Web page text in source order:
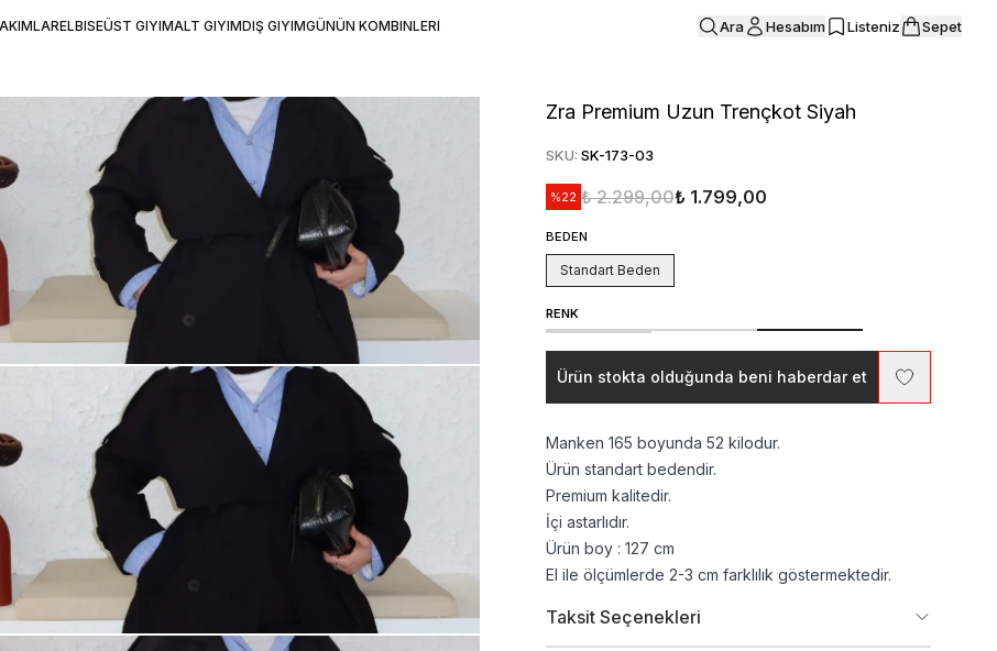
ELBISEÜST GIYIMALT GIYIMDIŞ GIYIMGÜNÜN KOMBINLERI Ara Hesabım Listeniz Sepet
Zra Premium Uzun Trençkot Siyah
SKU: SK-173-03
%22 ₺ 2.299,00₺ 1.799,00
BEDEN
Standart Beden
RENK
Ürün stokta olduğunda beni haberdar et
Manken 165 boyunda 52 kilodur.
Ürün standart bedendir.
Premium kalitedir.
İçi astarlıdır.
Ürün boy : 127 cm
El ile ölçümlerde 2-3 cm farklılık göstermektedir.
Taksit Seçenekleri